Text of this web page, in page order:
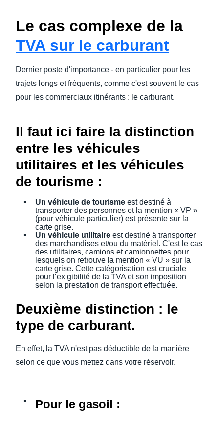
Le cas complexe de la
TVA sur le carburant
Dernier poste d'importance - en particulier pour les
trajets longs et fréquents, comme c'est souvent le cas
pour les commerciaux itinérants : le carburant.
Il faut ici faire la distinction
entre les véhicules
utilitaires et les véhicules
de tourisme :
Un véhicule de tourisme est destiné à
transporter des personnes et la mention « VP »
(pour véhicule particulier) est présente sur la
carte grise.
Un véhicule utilitaire est destiné à transporter
des marchandises et/ou du matériel. C'est le cas
des utilitaires, camions et camionnettes pour
lesquels on retrouve la mention « VU » sur la
carte grise. Cette catégorisation est cruciale
pour l’exigibilité de la TVA et son imposition
selon la prestation de transport effectuée.
Deuxième distinction : le
type de carburant.
En effet, la TVA n'est pas déductible de la manière
selon ce que vous mettez dans votre réservoir.
Pour le gasoil :